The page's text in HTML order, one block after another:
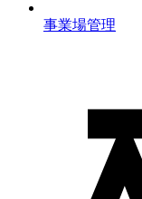
事業場管理